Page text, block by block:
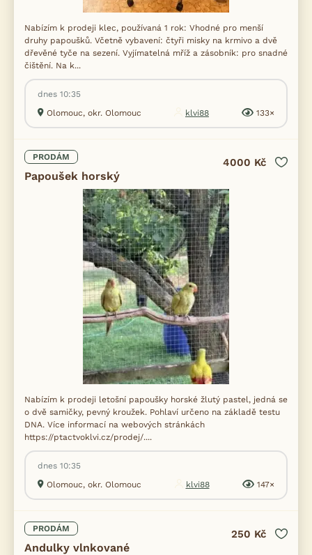
Nabízím k prodeji klec, používaná 1 rok: Vhodné pro menší
druhy papoušků. Včetně vybavení: čtyři misky na krmivo a dvě
dřevěné tyče na sezení. Vyjímatelná mříž a zásobník: pro snadné
čištění. Na k...
dnes 10:35
Olomouc, okr. Olomouc
klvi88 133×
PRODÁM
Papoušek horský
4000 Kč
Nabízím k prodeji letošní papoušky horské žlutý pastel, jedná se
o dvě samičky, pevný kroužek. Pohlaví určeno na základě testu
DNA. Více informací na webových stránkách
https://ptactvoklvi.cz/prodej/....
dnes 10:35
Olomouc, okr. Olomouc
klvi88 147×
PRODÁM
Andulky vlnkované
250 Kč